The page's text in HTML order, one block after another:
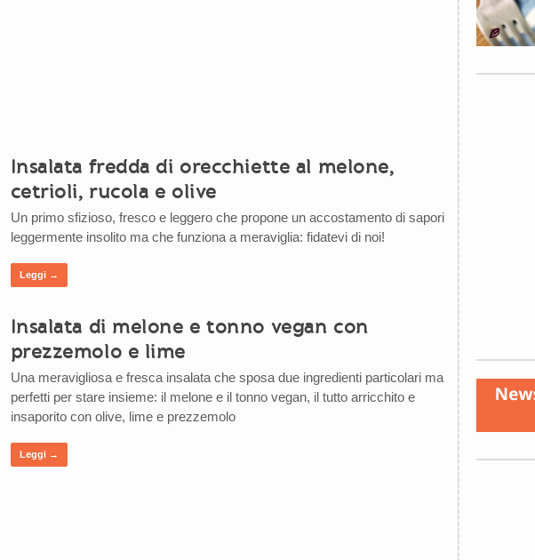
Insalata fredda di orecchiette al melone,
cetrioli, rucola e olive
Un primo sfizioso, fresco e leggero che propone un accostamento di sapori
leggermente insolito ma che funziona a meraviglia: fidatevi di noi!
Leggi →
Insalata di melone e tonno vegan con
prezzemolo e lime
Una meravigliosa e fresca insalata che sposa due ingredienti particolari ma
perfetti per stare insieme: il melone e il tonno vegan, il tutto arricchito e
insaporito con olive, lime e prezzemolo
Leggi →